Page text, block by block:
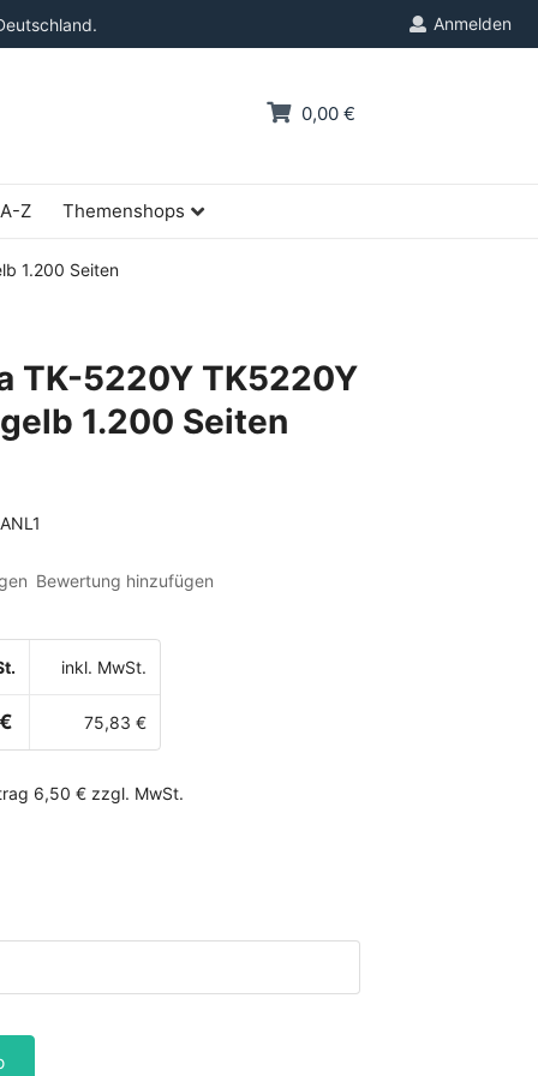
Anmelden
0,00 €
Z Themenshops
1.200 Seiten
TK-5220Y TK5220Y
1.200 Seiten
Bewertung hinzufügen
inkl. MwSt.
75,83 €
6,50 € zzgl. MwSt.